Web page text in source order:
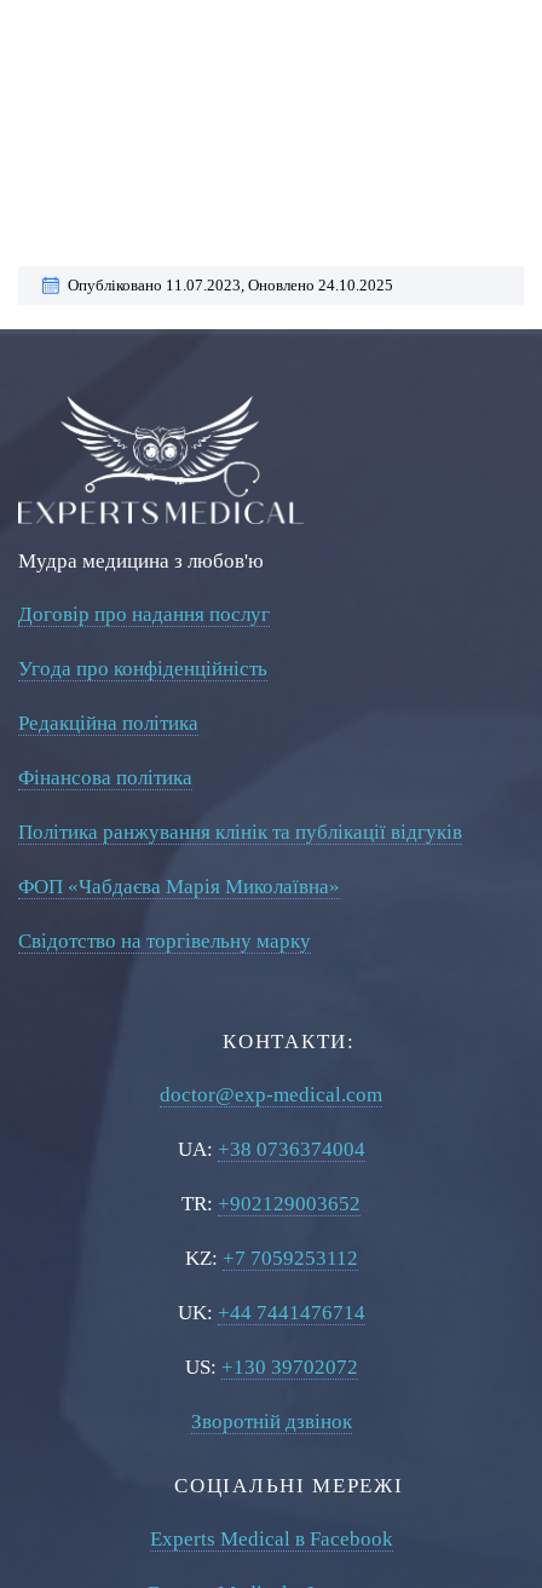
Опубліковано 11.07.2023, Оновлено 24.10.2025
Мудра медицина з любов'ю
Договір про надання послуг
Угода про конфіденційність
Редакційна політика
Фінансова політика
Політика ранжування клінік та публікації відгуків
ФОП «Чабдаєва Марія Миколаївна»
Свідотство на торгівельну марку
КОНТАКТИ:
doctor@exp-medical.com
UA: +38 0736374004
TR: +902129003652
KZ: +7 7059253112
UK: +44 7441476714
US: +130 39702072
Зворотній дзвінок
СОЦІАЛЬНІ МЕРЕЖІ
Experts Medical в Facebook